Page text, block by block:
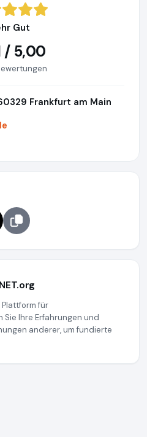
Gut
/ 5,00
Frankfurt am Main
Plattform für
Ihre Erfahrungen und
anderer, um fundierte